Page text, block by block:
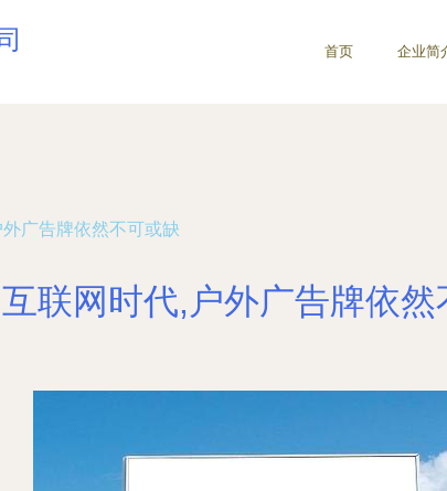
首页 企业简
广告牌依然不可或缺
联网时代,户外广告牌依然